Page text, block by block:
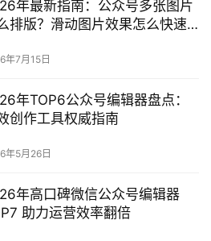
年最新指南：公众号多张图片
排版？滑动图片效果怎么快速
年7月15日
年TOP6公众号编辑器盘点：
创作工具权威指南
年5月26日
年高口碑微信公众号编辑器
助力运营效率翻倍